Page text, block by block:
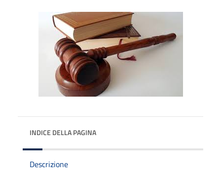
INDICE DELLA PAGINA
Descrizione